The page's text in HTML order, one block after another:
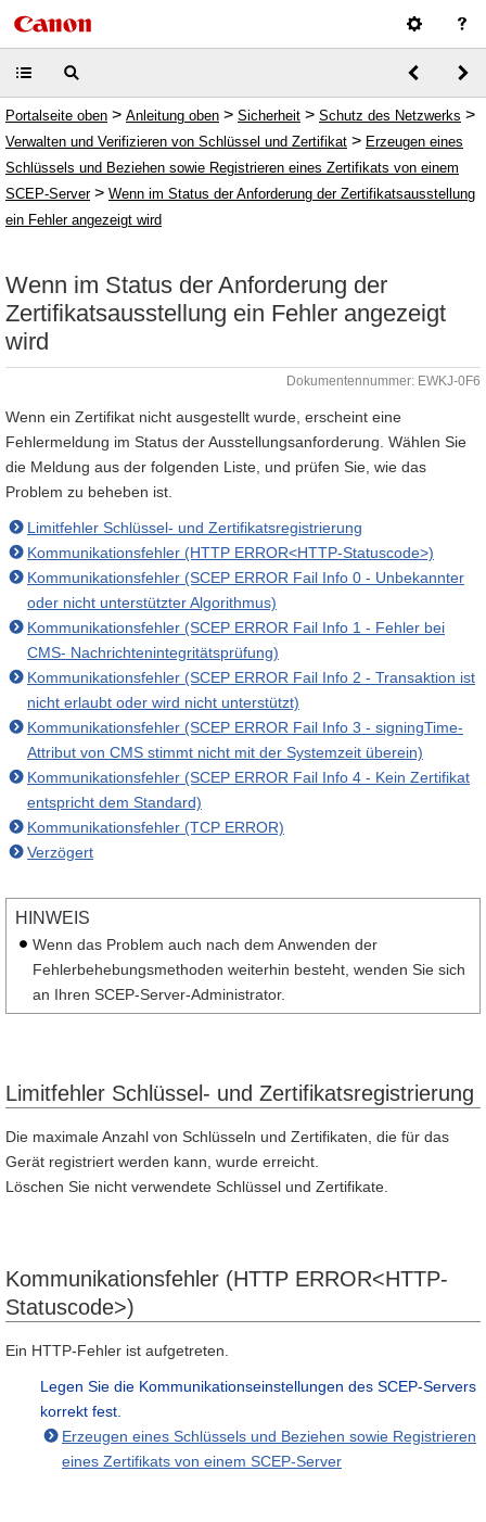
Portalseite oben > Anleitung oben > Sicherheit > Schutz des Netzwerks >
Verwalten und Verifizieren von Schlüssel und Zertifikat > Erzeugen eines
Schlüssels und Beziehen sowie Registrieren eines Zertifikats von einem
SCEP-Server> Wenn im Status der Anforderung der Zertifikatsausstellung
ein Fehler angezeigt wird
Wenn im Status der Anforderung der
Zertifikatsausstellung ein Fehler angezeigt
wird
Dokumentennummer: EWKJ-0F6
Wenn ein Zertifikat nicht ausgestellt wurde, erscheint eine
Fehlermeldung im Status der Ausstellungsanforderung. Wählen Sie
die Meldung aus der folgenden Liste, und prüfen Sie, wie das
Problem zu beheben ist.
Limitfehler Schlüssel- und Zertifikatsregistrierung
Kommunikationsfehler (HTTP ERROR<HTTP-Statuscode>)
Kommunikationsfehler (SCEP ERROR Fail Info 0 - Unbekannter
oder nicht unterstützter Algorithmus)
Kommunikationsfehler (SCEP ERROR Fail Info 1 - Fehler bei
CMS- Nachrichtenintegritätsprüfung)
Kommunikationsfehler (SCEP ERROR Fail Info 2 - Transaktion ist
nicht erlaubt oder wird nicht unterstützt)
Kommunikationsfehler (SCEP ERROR Fail Info 3 - signingTime-
Attribut von CMS stimmt nicht mit der Systemzeit überein)
Kommunikationsfehler (SCEP ERROR Fail Info 4 - Kein Zertifikat
entspricht dem Standard)
Kommunikationsfehler (TCP ERROR)
Verzögert
HINWEIS
Wenn das Problem auch nach dem Anwenden der
Fehlerbehebungsmethoden weiterhin besteht, wenden Sie sich
an Ihren SCEP-Server-Administrator.
Limitfehler Schlüssel- und Zertifikatsregistrierung
Die maximale Anzahl von Schlüsseln und Zertifikaten, die für das
Gerät registriert werden kann, wurde erreicht.
Löschen Sie nicht verwendete Schlüssel und Zertifikate.
Kommunikationsfehler (HTTP ERROR<HTTP-
Statuscode>)
Ein HTTP-Fehler ist aufgetreten.
Legen Sie die Kommunikationseinstellungen des SCEP-Servers
korrekt fest.
Erzeugen eines Schlüssels und Beziehen sowie Registrieren
eines Zertifikats von einem SCEP-Server